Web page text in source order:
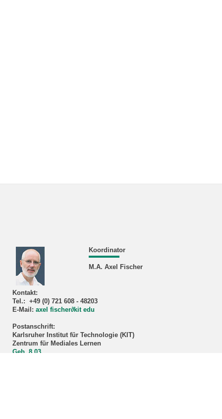
Koordinator
M.A. Axel Fischer
Kontakt:
Tel.: +49 (0) 721 608 - 48203
E-Mail: axel fischer∂kit edu
Postanschrift:
Karlsruher Institut für Technologie (KIT)
Zentrum für Mediales Lernen
Geb. 8.03